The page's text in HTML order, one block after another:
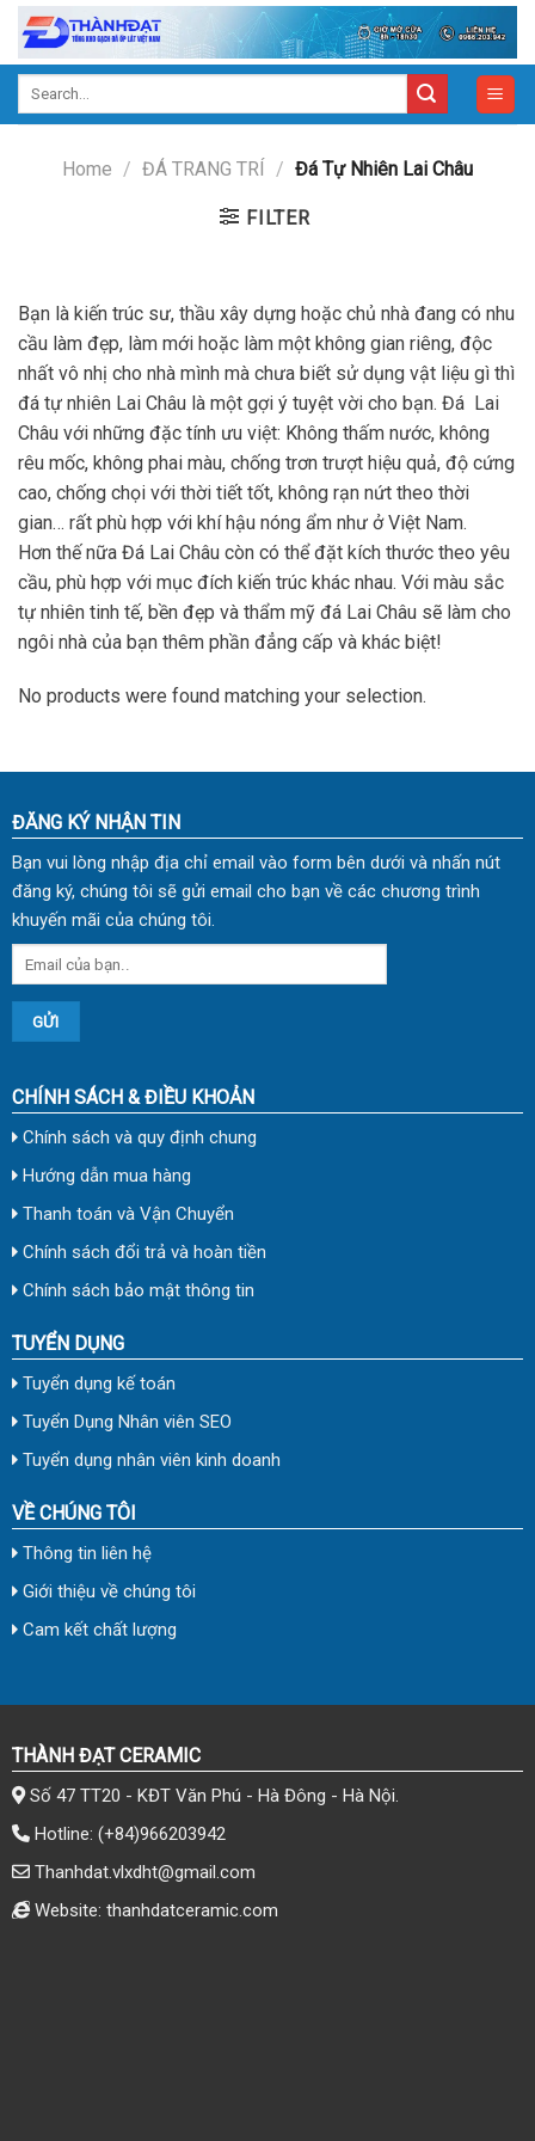
Skip
content
Home / ĐÁ TRANG TRÍ / Đá Tự Nhiên Lai Châu
FILTER
Bạn là kiến trúc sư, thầu xây dựng hoặc chủ nhà đang có nhu
cầu làm đẹp, làm mới hoặc làm một không gian riêng, độc
nhất vô nhị cho nhà mình mà chưa biết sử dụng vật liệu gì thì
đá tự nhiên Lai Châu là một gợi ý tuyệt vời cho bạn. Đá Lai
Châu với những đặc tính ưu việt: Không thấm nước, không
rêu mốc, không phai màu, chống trơn trượt hiệu quả, độ cứng
cao, chống chọi với thời tiết tốt, không rạn nứt theo thời
gian… rất phù hợp với khí hậu nóng ẩm như ở Việt Nam.
Hơn thế nữa Đá Lai Châu còn có thể đặt kích thước theo yêu
cầu, phù hợp với mục đích kiến trúc khác nhau. Với màu sắc
tự nhiên tinh tế, bền đẹp và thẩm mỹ đá Lai Châu sẽ làm cho
ngôi nhà của bạn thêm phần đẳng cấp và khác biệt!
No products were found matching your selection.
ĐĂNG KÝ NHẬN TIN
Bạn vui lòng nhập địa chỉ email vào form bên dưới và nhấn nút
đăng ký, chúng tôi sẽ gửi email cho bạn về các chương trình
khuyến mãi của chúng tôi.
CHÍNH SÁCH & ĐIỀU KHOẢN
Chính sách và quy định chung
Hướng dẫn mua hàng
Thanh toán và Vận Chuyển
Chính sách đổi trả và hoàn tiền
Chính sách bảo mật thông tin
TUYỂN DỤNG
Tuyển dụng kế toán
Tuyển Dụng Nhân viên SEO
Tuyển dụng nhân viên kinh doanh
VỀ CHÚNG TÔI
Thông tin liên hệ
Giới thiệu về chúng tôi
Cam kết chất lượng
THÀNH ĐẠT CERAMIC
Số 47 TT20 - KĐT Văn Phú - Hà Đông - Hà Nội.
Hotline: (+84)966203942
Thanhdat.vlxdht@gmail.com
Website: thanhdatceramic.com